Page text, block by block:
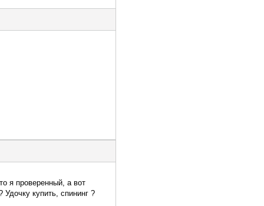
я проверенный, а вот
купить, спининг ?